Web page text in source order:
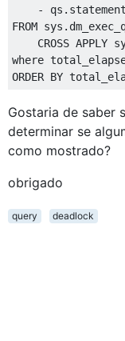
-
qs .
FROM sys .
CROSS APPLY
where
ORDER BY
Gostaria de saber
determinar se
como mostrado?
obrigado
query deadlock